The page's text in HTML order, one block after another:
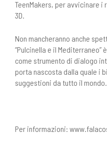
TeenMakers, per avvicinare
3D.
Non mancheranno anche
“Pulcinella e il Mediterraneo”
come strumento di dialogo
porta nascosta dalla quale i
suggestioni da tutto il mondo.
Per informazioni: